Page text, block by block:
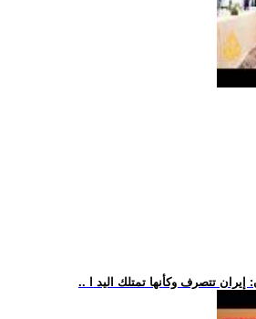
إيران تتصرف وكأنها تمتلك اليد ا